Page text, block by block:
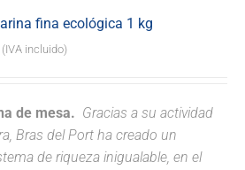
fina ecológica 1 kg
(IVA incluido)
de mesa. Gracias a su actividad
Bras del Port ha creado un
de riqueza inigualable, en el